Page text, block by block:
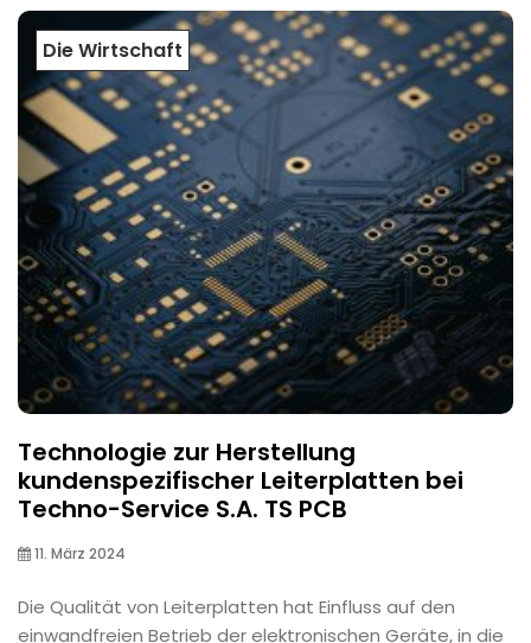
Die Wirtschaft
Technologie zur Herstellung
kundenspezifischer Leiterplatten bei
Techno-Service S.A. TS PCB
11. März 2024
Die Qualität von Leiterplatten hat Einfluss auf den
einwandfreien Betrieb der elektronischen Geräte, in die